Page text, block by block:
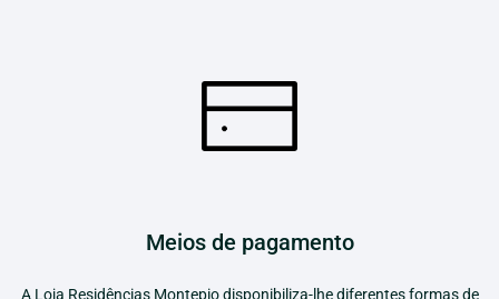
Meios de pagamento
A Loja Residências Montepio disponibiliza-lhe diferentes formas de